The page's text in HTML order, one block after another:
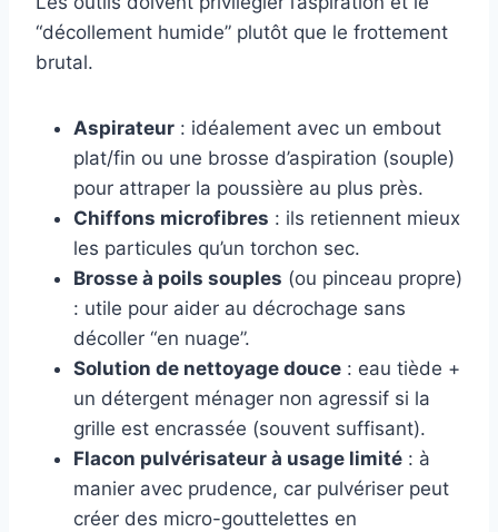
“décollement humide” plutôt que le frottement
brutal.
Aspirateur : idéalement avec un embout
plat/fin ou une brosse d’aspiration (souple)
pour attraper la poussière au plus près.
Chiffons microfibres : ils retiennent mieux
les particules qu’un torchon sec.
Brosse à poils souples (ou pinceau propre)
: utile pour aider au décrochage sans
décoller “en nuage”.
Solution de nettoyage douce : eau tiède +
un détergent ménager non agressif si la
grille est encrassée (souvent suffisant).
Flacon pulvérisateur à usage limité : à
manier avec prudence, car pulvériser peut
créer des micro-gouttelettes en